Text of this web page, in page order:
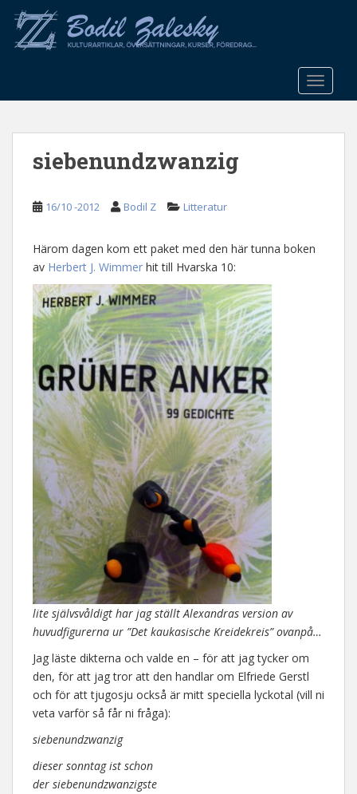
o
siebenundzwanzig
16/10 -2012 Bodil Z Litteratur
Härom dagen kom ett paket med den här tunna boken
av Herbert J. Wimmer hit till Hvarska 10:
lite självsvåldigt har jag ställt Alexandras version av
huvudfigurerna ur ”Det kaukasische Kreidekreis” ovanpå…
Jag läste dikterna och valde en – för att jag tycker om
den, för att jag tror att den handlar om Elfriede Gerstl
och för att tjugosju också är mitt speciella lyckotal (vill ni
veta varför så får ni fråga):
siebenundzwanzig
dieser sonntag ist schon
der siebenundzwanzigste